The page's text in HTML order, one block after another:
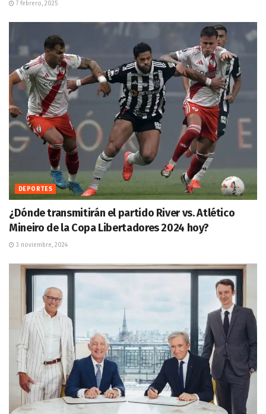
7 febrero, 2025
DEPORTES
¿Dónde transmitirán el partido River vs. Atlético
Mineiro de la Copa Libertadores 2024 hoy?
3 noviembre, 2024